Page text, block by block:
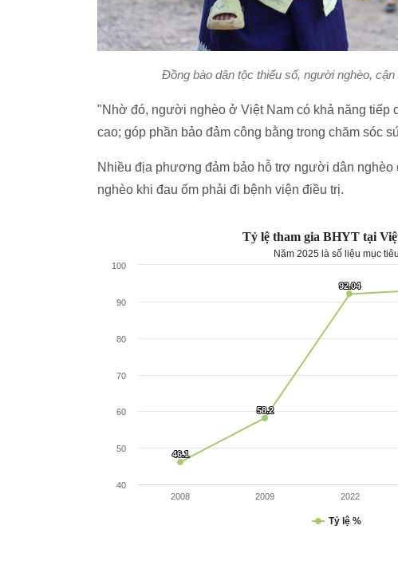
Đồng bào dân tộc thiểu số, người nghèo,
"Nhờ đó, người nghèo ở Việt Nam có khả năng tiếp
cao; góp phần bảo đảm công bằng trong chăm sóc
Nhiều địa phương đảm bảo hỗ trợ người dân
nghèo khi đau ốm phải đi bệnh viện điều trị.